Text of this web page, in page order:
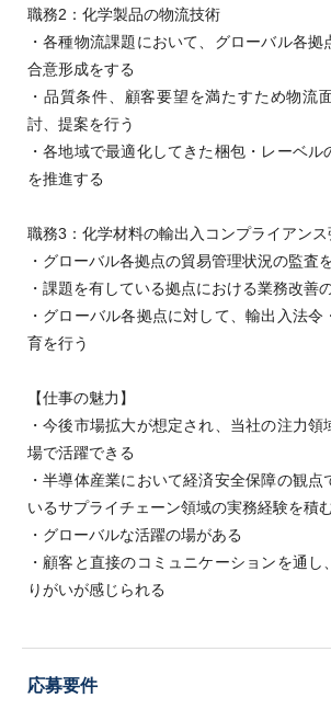
職務2：化学製品の物流技術
・各種物流課題において、グローバル各
合意形成をする
・品質条件、顧客要望を満たすため物流
討、提案を行う
・各地域で最適化してきた梱包・レーベ
を推進する
職務3：化学材料の輸出入コンプライアンス
・グローバル各拠点の貿易管理状況の監査
・課題を有している拠点における業務改善
・グローバル各拠点に対して、輸出入法令
育を行う
【仕事の魅力】
・今後市場拡大が想定され、当社の注力
場で活躍できる
・半導体産業において経済安全保障の観点
いるサプライチェーン領域の実務経験を積
・グローバルな活躍の場がある
・顧客と直接のコミュニケーションを通
りがいが感じられる
応募要件